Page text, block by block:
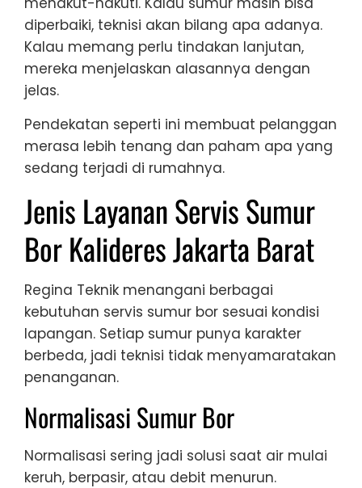
diperbaiki, teknisi akan bilang apa adanya.
Kalau memang perlu tindakan lanjutan,
mereka menjelaskan alasannya dengan
jelas.
Pendekatan seperti ini membuat pelanggan
merasa lebih tenang dan paham apa yang
sedang terjadi di rumahnya.
Jenis Layanan Servis Sumur
Bor Kalideres Jakarta Barat
Regina Teknik menangani berbagai
kebutuhan servis sumur bor sesuai kondisi
lapangan. Setiap sumur punya karakter
berbeda, jadi teknisi tidak menyamaratakan
penanganan.
Normalisasi Sumur Bor
Normalisasi sering jadi solusi saat air mulai
keruh, berpasir, atau debit menurun.